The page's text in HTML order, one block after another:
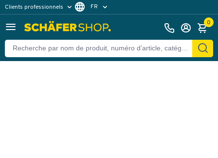
Clients professionnels
Clients particuliers
FR
0
Retour